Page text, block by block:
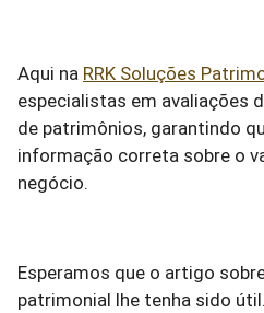
Aqui na RRK Soluções
especialistas em avaliações
de patrimônios, garantindo
informação correta sobre o
negócio.
Esperamos que o artigo
patrimonial lhe tenha sido